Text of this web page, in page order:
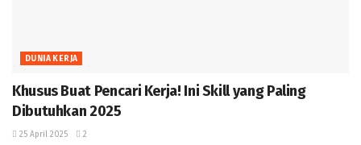
DUNIA KERJA
Khusus Buat Pencari Kerja! Ini Skill yang Paling
Dibutuhkan 2025 ‎
25 April 2025 2